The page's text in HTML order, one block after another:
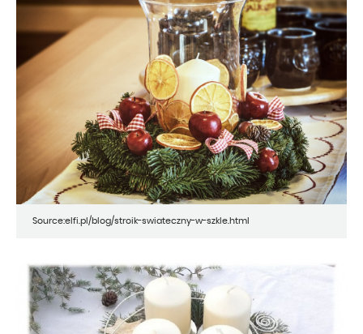
Source:elfi.pl/blog/stroik-swiateczny-w-szkle.html